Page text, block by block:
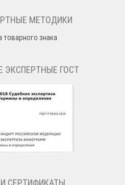
МЕТОДИКИ
товарного знака
ЭКСПЕРТНЫЕ ГОСТ